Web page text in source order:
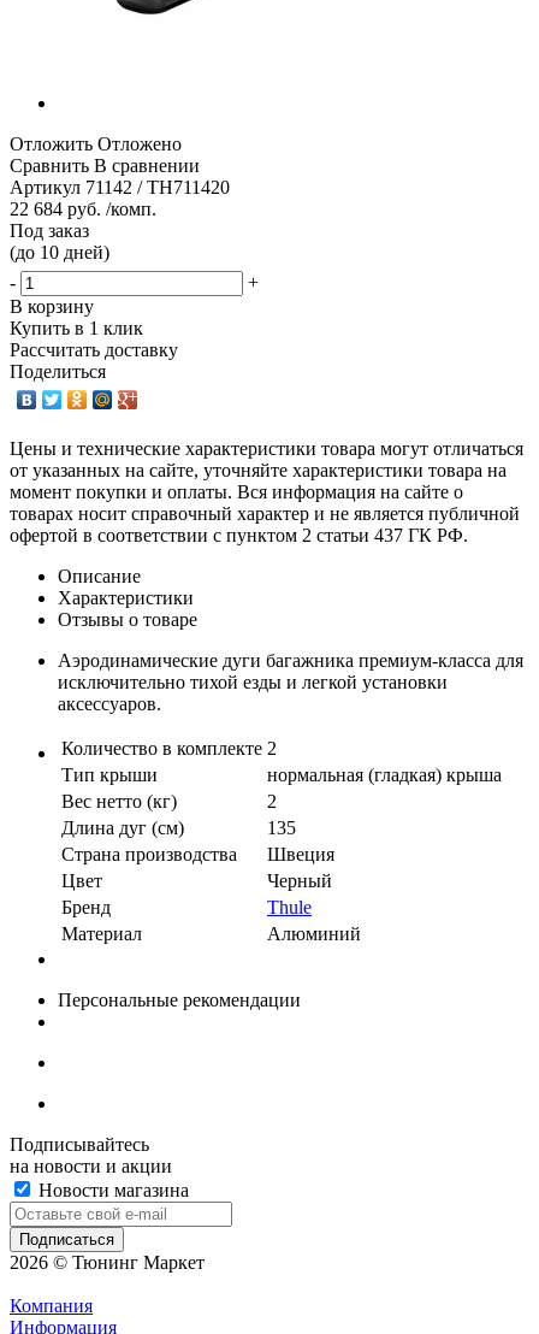
Отложить Отложено
Сравнить В сравнении
Артикул 71142 / TH711420
22 684 руб. /комп.
Под заказ
(до 10 дней)
-
+
В корзину
Купить в 1 клик
Рассчитать доставку
Поделиться
Цены и технические характеристики товара могут отличаться
от указанных на сайте, уточняйте характеристики товара на
момент покупки и оплаты. Вся информация на сайте о
товарах носит справочный характер и не является публичной
офертой в соответствии с пунктом 2 статьи 437 ГК РФ.
Описание
Характеристики
Отзывы о товаре
Аэродинамические дуги багажника премиум-класса для
исключительно тихой езды и легкой установки
аксессуаров.
Количество в комплекте 2
Тип крыши
нормальная (гладкая) крыша
Вес нетто (кг)
2
Длина дуг (см)
135
Страна производства
Швеция
Цвет
Черный
Бренд
Thule
Материал
Алюминий
Персональные рекомендации
Подписывайтесь
на новости и акции
Новости магазина
2026 © Тюнинг Маркет
Компания
Информация